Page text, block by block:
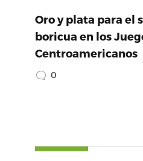
Oro y plata para el
boricua en los
Centroamericanos
0